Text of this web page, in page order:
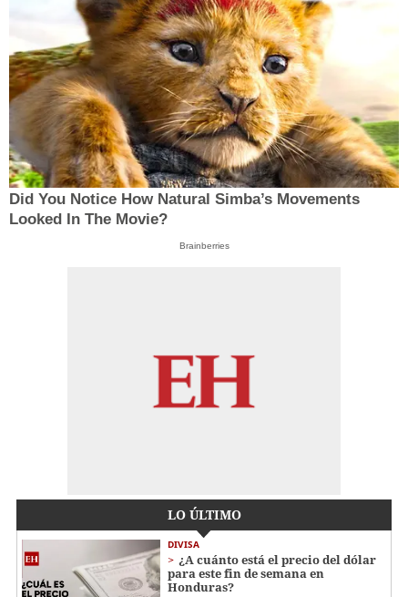
Did You Notice How Natural Simba’s Movements
Looked In The Movie?
Brainberries
LO ÚLTIMO
DIVISA
¿A cuánto está el precio del dólar
para este fin de semana en
Honduras?